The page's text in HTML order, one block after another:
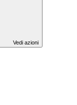
Vedi azioni